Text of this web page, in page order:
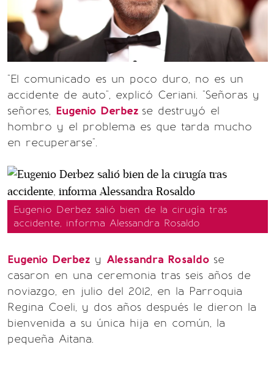
"El comunicado es un poco duro, no es un
accidente de auto", explicó Ceriani. "Señoras y
señores, Eugenio Derbez se destruyó el
hombro y el problema es que tarda mucho
en recuperarse".
Eugenio Derbez salió bien de la cirugía tras
accidente, informa Alessandra Rosaldo
Eugenio Derbez y Alessandra Rosaldo se
casaron en una ceremonia tras seis años de
noviazgo, en julio del 2012, en la Parroquia
Regina Coeli, y dos años después le dieron la
bienvenida a su única hija en común, la
pequeña Aitana.